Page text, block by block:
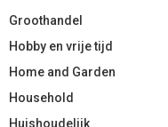
Groothandel
Hobby en vrije tijd
Home and Garden
Household
Huishoudelijk